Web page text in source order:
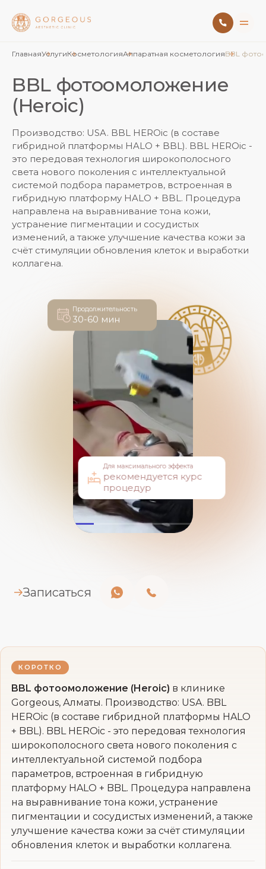
ГлавнаяУслугиКосметологияАппаратная косметологияBBL
BBL фотоомоложение
(Heroic)
Производство: USA. BBL HEROic (в составе
гибридной платформы HALO + BBL). BBL HEROic -
это передовая технология широкополосного
света нового поколения с интеллектуальной
системой подбора параметров, встроенная в
гибридную платформу HALO + BBL. Процедура
направлена на выравнивание тона кожи,
устранение пигментации и сосудистых
изменений, а также улучшение качества кожи за
счёт стимуляции обновления клеток и выработки
коллагена.
30-60 мин
Для максимального эффекта
рекомендуется курс
процедур
Записаться
КОРОТКО
BBL фотоомоложение (Heroic) в клинике
Gorgeous, Алматы. Производство: USA. BBL
HEROic (в составе гибридной платформы HALO
+ BBL). BBL HEROic - это передовая технология
широкополосного света нового поколения с
интеллектуальной системой подбора
параметров, встроенная в гибридную
платформу HALO + BBL. Процедура направлена
на выравнивание тона кожи, устранение
пигментации и сосудистых изменений, а также
улучшение качества кожи за счёт стимуляции
обновления клеток и выработки коллагена.